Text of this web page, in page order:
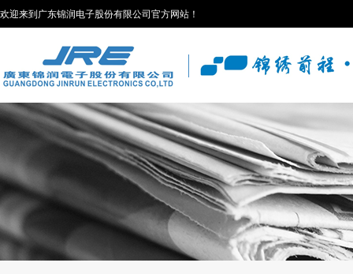
欢迎来到广东锦润电子股份有限公司官方网站！